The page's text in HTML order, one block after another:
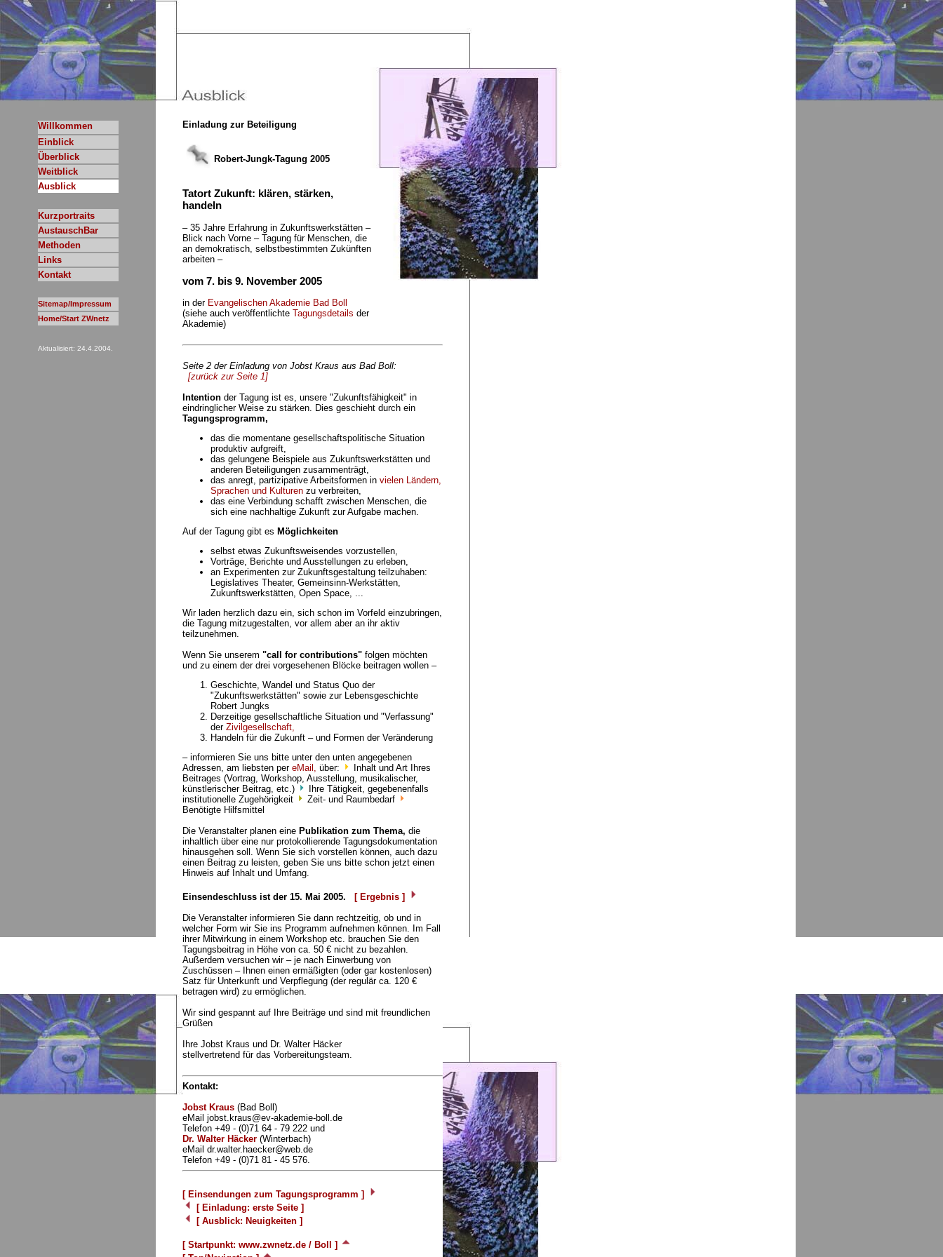
Willkommen
Einblick
Überblick
Weitblick
Ausblick
Kurzportraits
AustauschBar
Methoden
Links
Kontakt
Sitemap/Impressum
Home/Start ZWnetz
Aktualisiert: 24.4.2004.
Einladung zur Beteiligung
Robert-Jungk-Tagung 2005
Tatort Zukunft: klären, stärken,
handeln
– 35 Jahre Erfahrung in Zukunftswerkstätten –
Blick nach Vorne – Tagung für Menschen, die
an demokratisch, selbstbestimmten Zukünften
arbeiten –
vom 7. bis 9. November 2005
in der Evangelischen Akademie Bad Boll
(siehe auch veröffentlichte Tagungsdetails der
Akademie)
Seite 2 der Einladung von Jobst Kraus aus Bad Boll:
[zurück zur Seite 1]
Intention der Tagung ist es, unsere "Zukunftsfähigkeit" in
eindringlicher Weise zu stärken. Dies geschieht durch ein
Tagungsprogramm,
das die momentane gesellschaftspolitische Situation
produktiv aufgreift,
das gelungene Beispiele aus Zukunftswerkstätten und
anderen Beteiligungen zusammenträgt,
das anregt, partizipative Arbeitsformen in vielen Ländern,
Sprachen und Kulturen zu verbreiten,
das eine Verbindung schafft zwischen Menschen, die
sich eine nachhaltige Zukunft zur Aufgabe machen.
Auf der Tagung gibt es Möglichkeiten
selbst etwas Zukunftsweisendes vorzustellen,
Vorträge, Berichte und Ausstellungen zu erleben,
an Experimenten zur Zukunftsgestaltung teilzuhaben:
Legislatives Theater, Gemeinsinn-Werkstätten,
Zukunftswerkstätten, Open Space, ...
Wir laden herzlich dazu ein, sich schon im Vorfeld einzubringen,
die Tagung mitzugestalten, vor allem aber an ihr aktiv
teilzunehmen.
Wenn Sie unserem "call for contributions" folgen möchten
und zu einem der drei vorgesehenen Blöcke beitragen wollen –
Geschichte, Wandel und Status Quo der
"Zukunftswerkstätten" sowie zur Lebensgeschichte
Robert Jungks
Derzeitige gesellschaftliche Situation und "Verfassung"
der Zivilgesellschaft,
Handeln für die Zukunft – und Formen der Veränderung
– informieren Sie uns bitte unter den unten angegebenen
Adressen, am liebsten per eMail, über:
Inhalt und Art Ihres
Beitrages (Vortrag, Workshop, Ausstellung, musikalischer,
künstlerischer Beitrag, etc.)
Ihre Tätigkeit, gegebenenfalls
institutionelle Zugehörigkeit
Zeit- und Raumbedarf
Benötigte Hilfsmittel
Die Veranstalter planen eine Publikation zum Thema, die
inhaltlich über eine nur protokollierende Tagungsdokumentation
hinausgehen soll. Wenn Sie sich vorstellen können, auch dazu
einen Beitrag zu leisten, geben Sie uns bitte schon jetzt einen
Hinweis auf Inhalt und Umfang.
Einsendeschluss ist der 15. Mai 2005.
[ Ergebnis ]
Die Veranstalter informieren Sie dann rechtzeitig, ob und in
welcher Form wir Sie ins Programm aufnehmen können. Im Fall
ihrer Mitwirkung in einem Workshop etc. brauchen Sie den
Tagungsbeitrag in Höhe von ca. 50 € nicht zu bezahlen.
Außerdem versuchen wir – je nach Einwerbung von
Zuschüssen – Ihnen einen ermäßigten (oder gar kostenlosen)
Satz für Unterkunft und Verpflegung (der regulär ca. 120 €
betragen wird) zu ermöglichen.
Wir sind gespannt auf Ihre Beiträge und sind mit freundlichen
Grüßen
Ihre Jobst Kraus und Dr. Walter Häcker
stellvertretend für das Vorbereitungsteam.
Kontakt:
Jobst Kraus (Bad Boll)
eMail jobst.kraus@ev-akademie-boll.de
Telefon +49 - (0)71 64 - 79 222 und
Dr. Walter Häcker (Winterbach)
eMail dr.walter.haecker@web.de
Telefon +49 - (0)71 81 - 45 576.
[ Einsendungen zum Tagungsprogramm ]
[ Einladung: erste Seite ]
[ Ausblick: Neuigkeiten ]
[ Startpunkt: www.zwnetz.de / Boll ]